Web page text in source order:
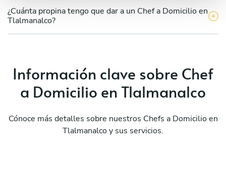
¿Cuánta propina tengo que dar a un Chef a Domicilio en
Tlalmanalco?
Información clave sobre Chef
a Domicilio en Tlalmanalco
Cónoce más detalles sobre nuestros Chefs a Domicilio en
Tlalmanalco y sus servicios.